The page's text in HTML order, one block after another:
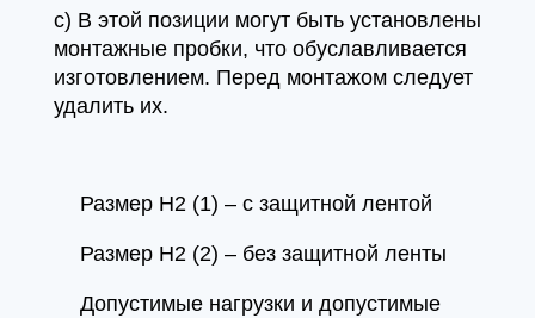
c) В этой позиции могут быть установлены
монтажные пробки, что обуславливается
изготовлением. Перед монтажом следует
удалить их.
Размер H2 (1) – с защитной лентой
Размер H2 (2) – без защитной ленты
Допустимые нагрузки и допустимые